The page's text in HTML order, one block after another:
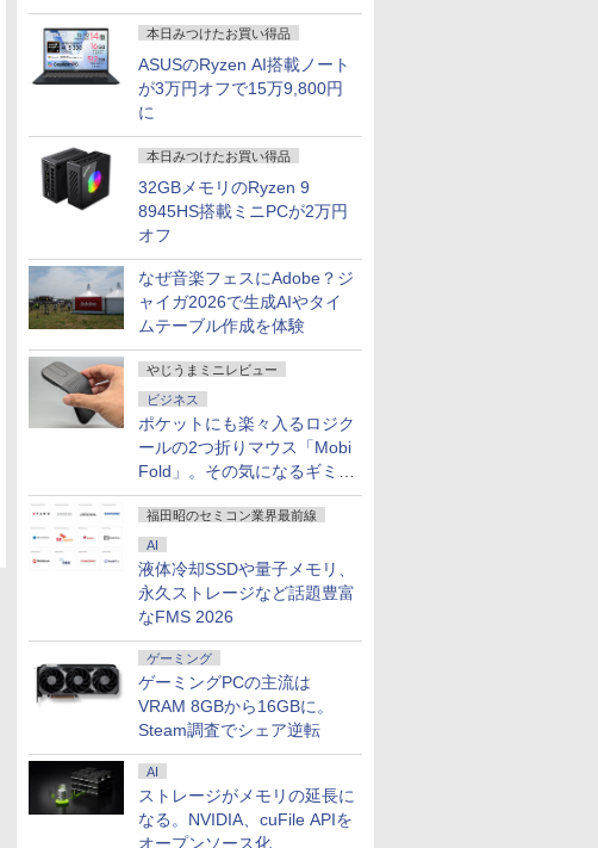
本日みつけたお買い得品
ASUSのRyzen AI搭載ノート
が3万円オフで15万9,800円
に
本日みつけたお買い得品
32GBメモリのRyzen 9
8945HS搭載ミニPCが2万円
オフ
なぜ音楽フェスにAdobe？ジ
ャイガ2026で生成AIやタイ
ムテーブル作成を体験
やじうまミニレビュー
ビジネス
ポケットにも楽々入るロジク
ールの2つ折りマウス「Mobi
Fold」。その気になるギミッ
クとは？
福田昭のセミコン業界最前線
AI
液体冷却SSDや量子メモリ、
永久ストレージなど話題豊富
なFMS 2026
ゲーミング
ゲーミングPCの主流は
VRAM 8GBから16GBに。
Steam調査でシェア逆転
AI
ストレージがメモリの延長に
なる。NVIDIA、cuFile APIを
オープンソース化